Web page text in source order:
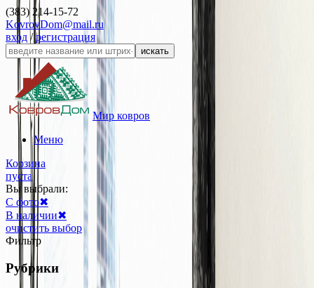
(383) 214-15-72
KovrovDom@mail.ru
вход /регистрация
искать
Мир ковров
Меню
Корзина
пуста
Вы выбрали:
С фото✖
В наличии✖
очистить выбор
Фильтр
Рубрики